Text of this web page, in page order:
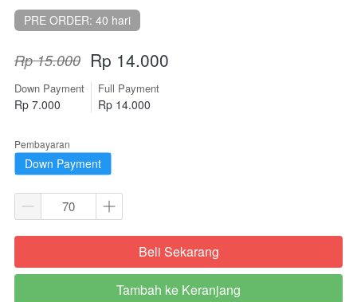
PRE ORDER: 40 hari
Rp 15.000 Rp 14.000
Down Payment
Rp 7.000
Full Payment
Rp 14.000
Pembayaran
Down Payment
`Beli Sekarang
`
Tambah ke Keranjang